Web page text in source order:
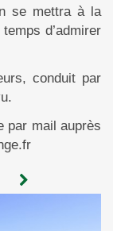
se mettra à la
d’admirer
conduit par
par mail auprès